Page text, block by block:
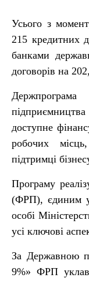
Усього з
215 кредитних
банками
договорів на
доступне
робочих
підтримці
Програму
(ФРП), єдиним
особі
усі ключові
За Державною
9%» ФРП уклав